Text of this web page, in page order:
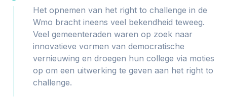
Het opnemen van het right to challenge in de
Wmo bracht ineens veel bekendheid teweeg.
Veel gemeenteraden waren op zoek naar
innovatieve vormen van democratische
vernieuwing en droegen hun college via moties
op om een uitwerking te geven aan het right to
challenge.